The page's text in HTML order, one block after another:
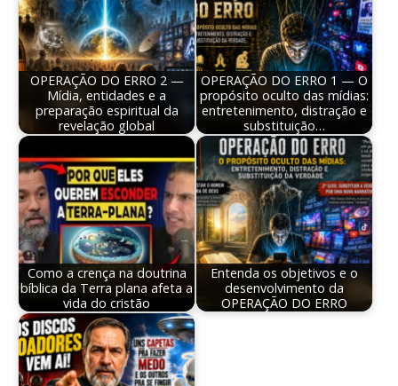
OPERAÇÃO DO ERRO 2 —
Mídia, entidades e a
preparação espiritual da
revelação global
OPERAÇÃO DO ERRO 1 — O
propósito oculto das mídias:
entretenimento, distração e
substituição…
Como a crença na doutrina
bíblica da Terra plana afeta a
vida do cristão
Entenda os objetivos e o
desenvolvimento da
OPERAÇÃO DO ERRO